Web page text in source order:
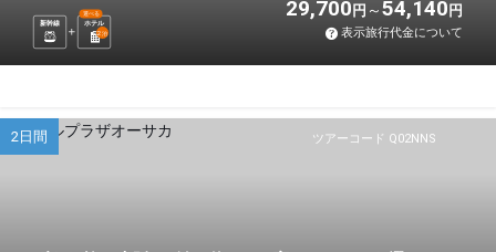
新幹線 ホテル
選べる
2泊
29,700 円 54,140 円
表示旅行代金について
ツアーコード Q02NNS
2日間